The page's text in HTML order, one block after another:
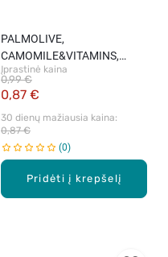
Pridėti į krepšelį
PALMOLIVE,
CAMOMILE&VITAMINS,
kietas muilas, 90 g
Įprastinė kaina
0,87 €
0,99 €
30 dienų mažiausia kaina:
0,87 €
0